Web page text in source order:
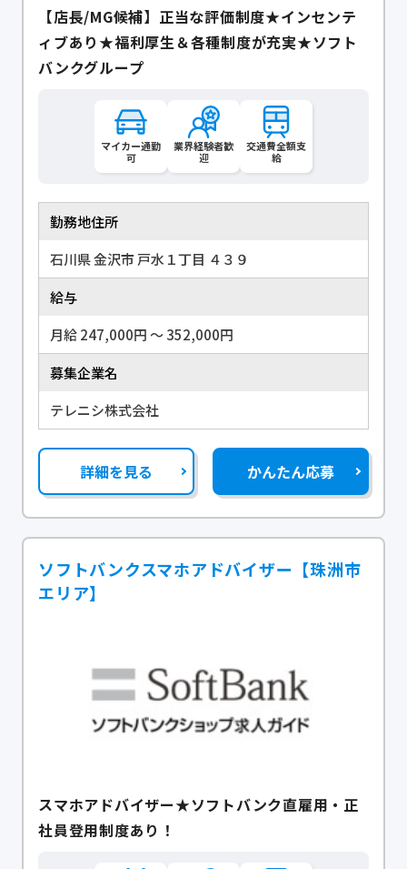
【店長/MG候補】正当な評価制度★インセンテ
ィブあり★福利厚生＆各種制度が充実★ソフト
バンクグループ
マイカー通勤
可
業界経験者歓
迎
交通費全額支
給
勤務地住所
石川県 金沢市 戸水１丁目 ４３９
給与
月給 247,000円 〜 352,000円
募集企業名
テレニシ株式会社
詳細を見る かんたん応募
ソフトバンクスマホアドバイザー【珠洲市
エリア】
スマホアドバイザー★ソフトバンク直雇用・正
社員登用制度あり！